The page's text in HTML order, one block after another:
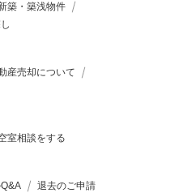
築・築浅物件
産売却について
室相談をする
退去のご申請